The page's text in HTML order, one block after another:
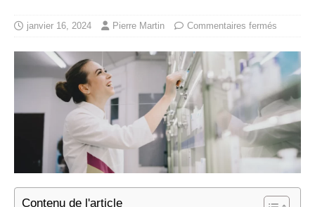
janvier 16, 2024 Pierre Martin Commentaires fermés
Contenu de l'article